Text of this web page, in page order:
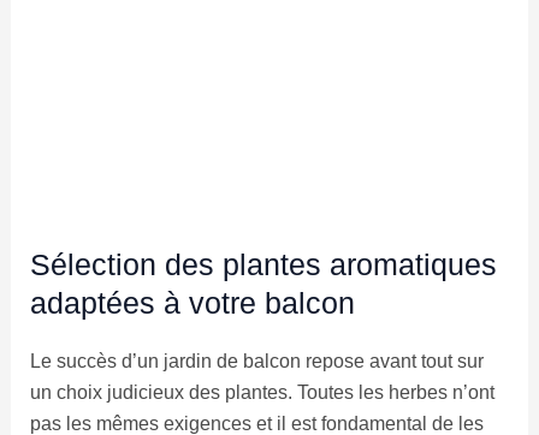
Sélection des plantes aromatiques
adaptées à votre balcon
Le succès d’un jardin de balcon repose avant tout sur
un choix judicieux des plantes. Toutes les herbes n’ont
pas les mêmes exigences et il est fondamental de les